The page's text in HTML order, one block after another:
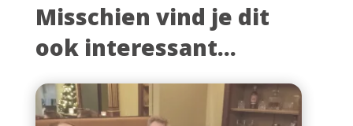
Misschien vind je dit
ook interessant...